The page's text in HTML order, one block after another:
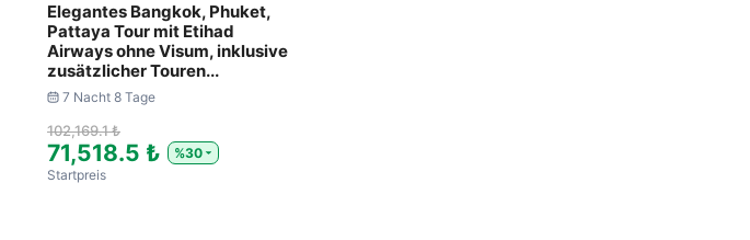
Elegantes Bangkok, Phuket,
Pattaya Tour mit Etihad
Airways ohne Visum, inklusive
zusätzlicher Touren...
7 Nacht 8 Tage
102,169.1 ₺
71,518.5 ₺
%30
Startpreis